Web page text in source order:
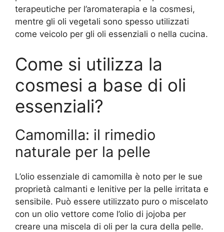
terapeutiche per l’aromaterapia e la cosmesi,
mentre gli oli vegetali sono spesso utilizzati
come veicolo per gli oli essenziali o nella cucina.
Come si utilizza la
cosmesi a base di oli
essenziali?
Camomilla: il rimedio
naturale per la pelle
L’olio essenziale di camomilla è noto per le sue
proprietà calmanti e lenitive per la pelle irritata e
sensibile. Può essere utilizzato puro o miscelato
con un olio vettore come l’olio di jojoba per
creare una miscela di oli per la cura della pelle.